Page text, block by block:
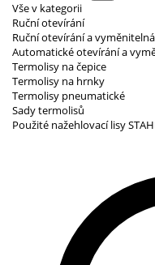
Vše v kategorii
Ruční otevírání
Ruční otevírání a
Automatické otevírání a
Termolisy na čepice
Termolisy na hrnky
Termolisy pneumatické
Sady termolisů
Použité nažehlovací lisy